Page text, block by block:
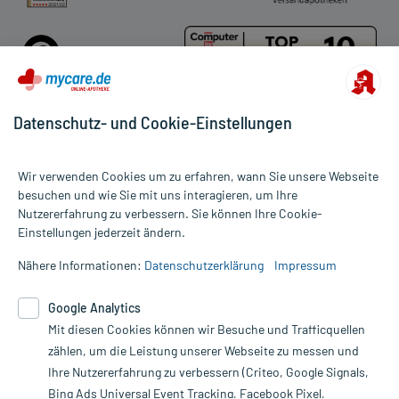
Bewertungen mit durchschnittlich 4,8 von 5 Sternen abgegeben.
Alle Preise gelten inkl. MwSt., ggf. zzgl. Versandkosten
Informationen auf dieser Website werden ausschließlich für
die Untersuchung und Behandlung durch einen Arzt. Bitte
Therapien eingeleitet werden können. | Diese Webseite benutzt
Google Analytics. Lesen Sie bitte dazu die wichtigen Hinweise in
unserer Datenschutzerklärung. Für den Widerruf einer Bestellung
nutzen Sie das Formular:
Datenschutz- und Cookie-Einstellungen
Wir verwenden Cookies um zu erfahren, wann Sie unsere Webseite
besuchen und wie Sie mit uns interagieren, um Ihre
Nutzererfahrung zu verbessern. Sie können Ihre Cookie-
Einstellungen jederzeit ändern.
Nähere Informationen: Datenschutzerklärung Impressum
Google Analytics
Mit diesen Cookies können wir Besuche und Trafficquellen
zählen, um die Leistung unserer Webseite zu messen und
Ihre Nutzererfahrung zu verbessern (Criteo, Google Signals,
Bing Ads Universal Event Tracking, Facebook Pixel,